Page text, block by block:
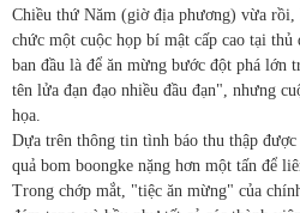
Chiều thứ Năm (giờ địa phương) vừa
chức một cuộc họp bí mật cấp cao tại thủ
ban đầu là để ăn mừng bước đột phá lớn
tên lửa đạn đạo nhiều đầu đạn", nhưng
họa.
Dựa trên thông tin tình báo thu thập
quả bom boongke nặng hơn một tấn để
Trong chớp mắt, "tiệc ăn mừng" của